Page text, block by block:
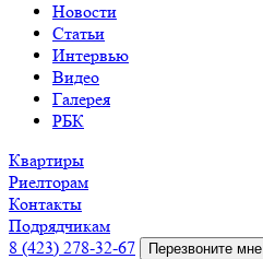
Новости
Статьи
Интервью
Видео
Галерея
РБК
Квартиры
Риелторам
Контакты
Подрядчикам
8 (423) 278-32-67
Перезвоните мне